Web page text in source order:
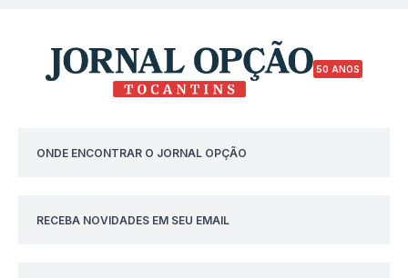
50 ANOS
ONDE ENCONTRAR O JORNAL OPÇÃO
RECEBA NOVIDADES EM SEU EMAIL